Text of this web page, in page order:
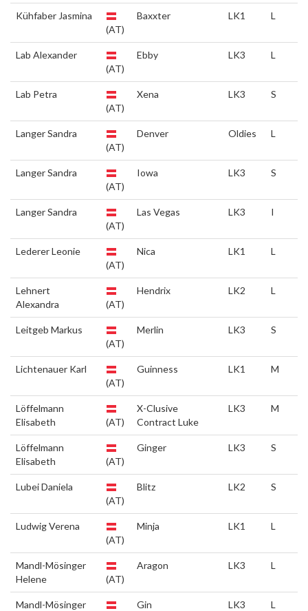
Kühfaber Jasmina
(AT)
Baxxter LK1 L
Lab Alexander
(AT)
Ebby LK3 L
Lab Petra
(AT)
Xena LK3 S
Langer Sandra
(AT)
Denver Oldies L
Langer Sandra
(AT)
Iowa LK3 S
Langer Sandra
(AT)
Las Vegas LK3 I
Lederer Leonie
(AT)
Nica LK1 L
Lehnert
Alexandra
(AT)
Hendrix LK2 L
Leitgeb Markus
(AT)
Merlin LK3 S
Lichtenauer Karl
(AT)
Guinness LK1 M
Löffelmann
Elisabeth
(AT)
X-Clusive
Contract Luke
LK3 M
Löffelmann
Elisabeth
(AT)
Ginger LK3 S
Lubei Daniela
(AT)
Blitz LK2 S
Ludwig Verena
(AT)
Minja LK1 L
Mandl-Mösinger
Helene
(AT)
Aragon LK3 L
Mandl-Mösinger
Gin LK3 L